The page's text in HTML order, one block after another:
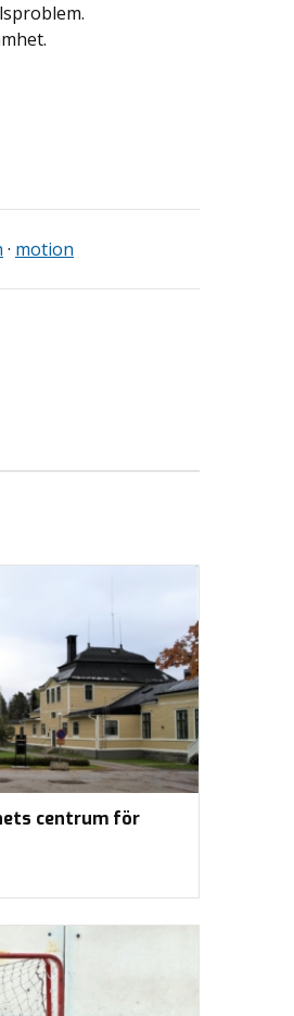
· motion
centrum för